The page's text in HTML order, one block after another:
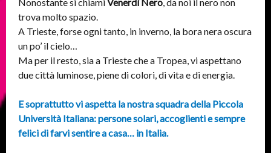
trova molto spazio.
A Trieste, forse ogni tanto, in inverno, la bora nera oscura
un po’ il cielo…
Ma per il resto, sia a Trieste che a Tropea, vi aspettano
due città luminose, piene di colori, di vita e di energia.
E soprattutto vi aspetta la nostra squadra della Piccola
Università Italiana: persone solari, accoglienti e sempre
felici di farvi sentire a casa… in Italia.